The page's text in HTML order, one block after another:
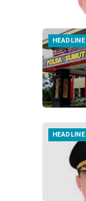
HEADLINE
HEADLINE